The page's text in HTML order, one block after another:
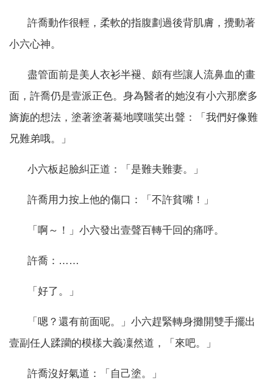
許喬動作很輕，柔軟的指腹劃過後背肌膚，攪動著
小六心神。
盡管面前是美人衣衫半褪、頗有些讓人流鼻血的畫
面，許喬仍是壹派正色。身為醫者的她沒有小六那麽多
旖旎的想法，塗著塗著驀地噗嗤笑出聲：「我們好像難
兄難弟哦。」
小六板起臉糾正道：「是難夫難妻。」
許喬用力按上他的傷口：「不許貧嘴！」
「啊～！」小六發出壹聲百轉千回的痛呼。
許喬：……
「好了。」
「嗯？還有前面呢。」小六趕緊轉身攤開雙手擺出
壹副任人蹂躪的模樣大義凜然道，「來吧。」
許喬沒好氣道：「自己塗。」